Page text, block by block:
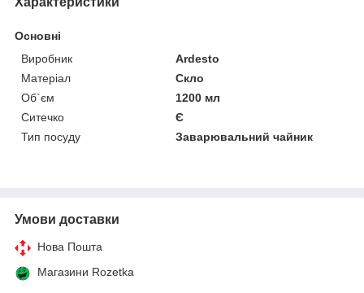
Основні
Виробник
Ardesto
Матеріал
Скло
Об`єм
1200 мл
Ситечко
Є
Тип посуду
Заварювальний чайник
Умови доставки
Нова Пошта
Магазини Rozetka